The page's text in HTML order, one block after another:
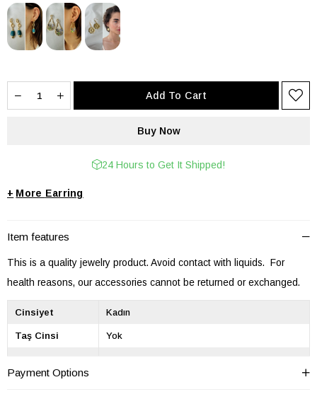
24 Hours to Get It Shipped!
+ Earring
Item features
This is a quality jewelry product. Avoid contact with liquids. For
health reasons, our accessories cannot be returned or exchanged.
Cinsiyet Kadın
Taş Cinsi Yok
Payment Options